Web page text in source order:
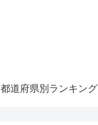
都道府県別ランキング